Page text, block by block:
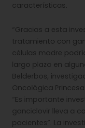
características.
“Gracias a esta
tratamiento con
células madre
largo plazo en
Belderbos,
Oncológica
“Es importante
ganciclovir lleva a
pacientes”. La